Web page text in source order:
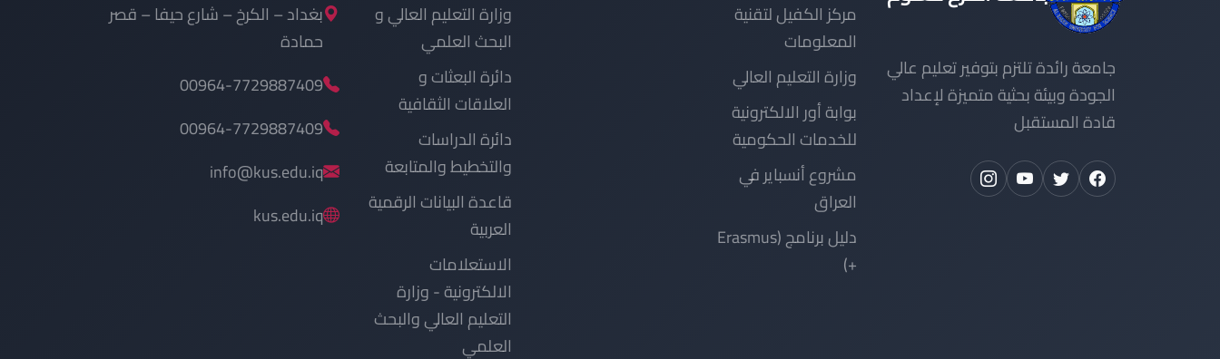
جامعة رائدة تلتزم بتوفير تعليم عالي
الجودة وبيئة بحثية متميزة لإعداد
قادة المستقبل
مركز الكفيل لتقنية
المعلومات
وزارة التعليم العالي
بوابة أور الالكترونية
للخدمات الحكومية
مشروع أنسباير في
العراق
دليل برنامج (Erasmus
+)
وزارة التعليم العالي و
البحث العلمي
دائرة البعثات و
العلاقات الثقافية
دائرة الدراسات
والتخطيط والمتابعة
قاعدة البيانات الرقمية
العربية
الاستعلامات
الالكترونية - وزارة
التعليم العالي والبحث
العلمي
بغداد – الكرخ – شارع حيفا – قصر
حمادة
00964-7729887409
00964-7729887409
info@kus.edu.iq
kus.edu.iq